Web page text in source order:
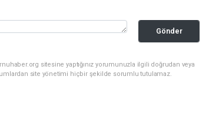
Gönder
sitesine yaptığınız yorumunuzla ilgili doğrudan veya
site yönetimi hiçbir şekilde sorumlu tutulamaz.